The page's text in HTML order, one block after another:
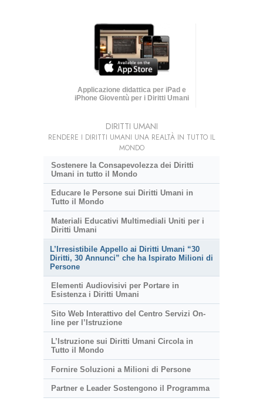
Applicazione didattica per iPad e
iPhone Gioventù per i Diritti Umani
DIRITTI UMANI
RENDERE I DIRITTI UMANI UNA REALTÀ IN TUTTO IL
MONDO
Sostenere la Consapevolezza dei Diritti
Umani in tutto il Mondo
Educare le Persone sui Diritti Umani in
Tutto il Mondo
Materiali Educativi Multimediali Uniti per i
Diritti Umani
L’Irresistibile Appello ai Diritti Umani “30
Diritti, 30 Annunci” che ha Ispirato Milioni di
Persone
Elementi Audiovisivi per Portare in
Esistenza i Diritti Umani
Sito Web Interattivo del Centro Servizi On-
line per l’Istruzione
L’Istruzione sui Diritti Umani Circola in
Tutto il Mondo
Fornire Soluzioni a Milioni di Persone
Partner e Leader Sostengono il Programma